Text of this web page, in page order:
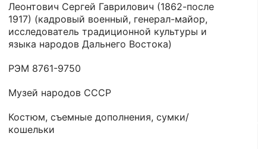
Леонтович Сергей Гаврилович (1862-после
1917) (кадровый военный, генерал-майор,
исследователь традиционной культуры и
языка народов Дальнего Востока)
РЭМ 8761-9750
Музей народов СССР
Костюм, съемные дополнения, сумки/
кошельки